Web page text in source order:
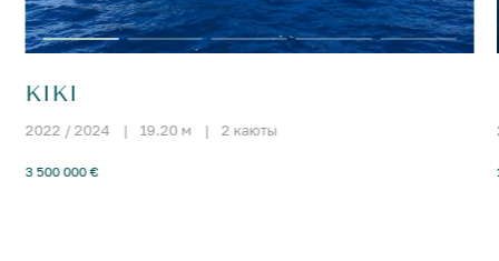
KIKI
2022 / 2024 | 19.20 м | 2 каюты
3 500 000 €